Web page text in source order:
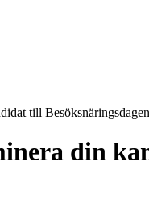
till
din